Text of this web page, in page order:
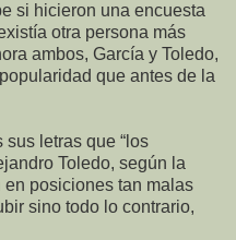
si hicieron una encuesta
otra persona más
ambos, García y Toledo,
que antes de la
letras que “los
Toledo, según la
en posiciones tan malas
sino todo lo contrario,